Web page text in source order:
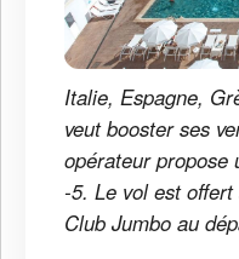
Italie, Espagne,
veut booster ses
opérateur propose
-5. Le vol est
Club Jumbo au